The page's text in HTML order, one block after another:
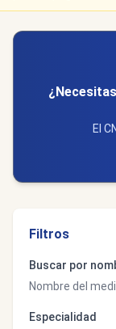
El
Filtros
Buscar por
Especialidad